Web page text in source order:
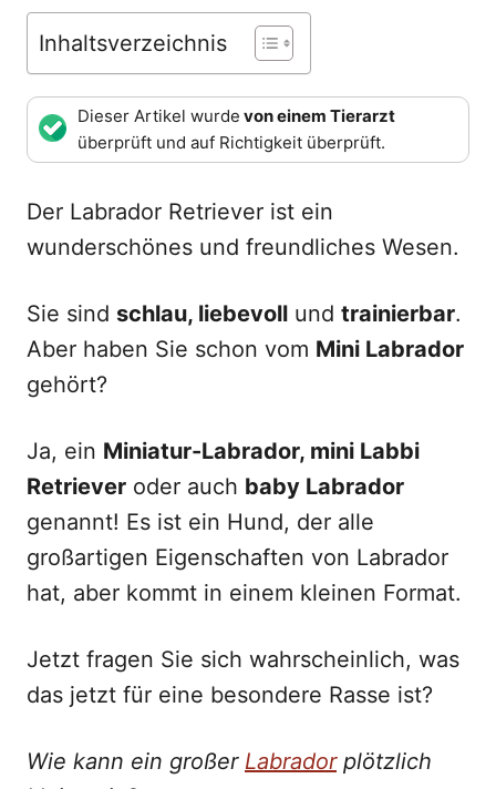
n
Inhaltsverzeichnis
Dieser Artikel wurde von einem Tierarzt
überprüft und auf Richtigkeit überprüft.
Der Labrador Retriever ist ein
wunderschönes und freundliches Wesen.
Sie sind schlau, liebevoll und trainierbar.
Aber haben Sie schon vom Mini Labrador
gehört?
Ja, ein Miniatur-Labrador, mini Labbi
Retriever oder auch baby Labrador
genannt! Es ist ein Hund, der alle
großartigen Eigenschaften von Labrador
hat, aber kommt in einem kleinen Format.
Jetzt fragen Sie sich wahrscheinlich, was
das jetzt für eine besondere Rasse ist?
Wie kann ein großer Labradorplötzlich